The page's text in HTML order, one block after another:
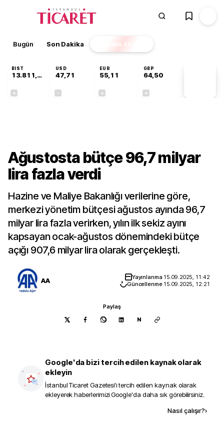
Bugün Son Dakika Finans EKSTRA
BIST
13.811,60
USD
47,71
EUR
55,11
GBP
64,50
Ağustosta bütçe 96,7 milyar
lira fazla verdi
Hazine ve Maliye Bakanlığı verilerine göre,
merkezi yönetim bütçesi ağustos ayında 96,7
milyar lira fazla verirken, yılın ilk sekiz ayını
kapsayan ocak-ağustos dönemindeki bütçe
açığı 907,6 milyar lira olarak gerçekleşti.
AA Yayınlanma 15.09.2025, 11:42
Güncellenme 15.09.2025, 12:21
Paylaş
N
Google'da bizi tercih edilen kaynak olarak
ekleyin
İstanbul Ticaret Gazetesi'i tercih edilen kaynak olarak
ekleyerek haberlerimizi Google'da daha sık görebilirsiniz.
Nasıl çalışır?›